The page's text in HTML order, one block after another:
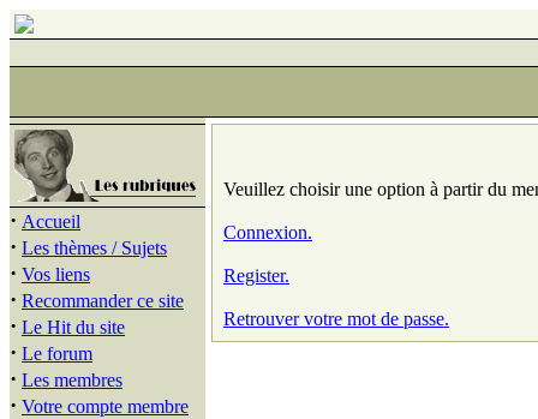
· Accueil
· Les thèmes / Sujets
· Vos liens
· Recommander ce site
· Le Hit du site
· Le forum
· Les membres
· Votre compte membre
Veuillez choisir une option à partir du
Connexion.
Register.
Retrouver votre mot de passe.